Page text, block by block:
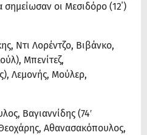
σημείωσαν οι Μεσιδόρο (12΄)
Ντι Λορέντζο, Βιβάνκο,
Μπενίτεζ,
Λεμονής, Μούλερ,
Βαγιαννίδης (74′
Αθανασακόπουλος,